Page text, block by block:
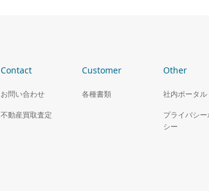
Contact
お問い合わせ
不動産買取査定
Customer
各種書類
Other
社内ポータル
プライバシー
シー